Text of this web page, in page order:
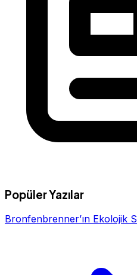
Popüler Yazılar
Bronfenbrenner’ın Ekolojik